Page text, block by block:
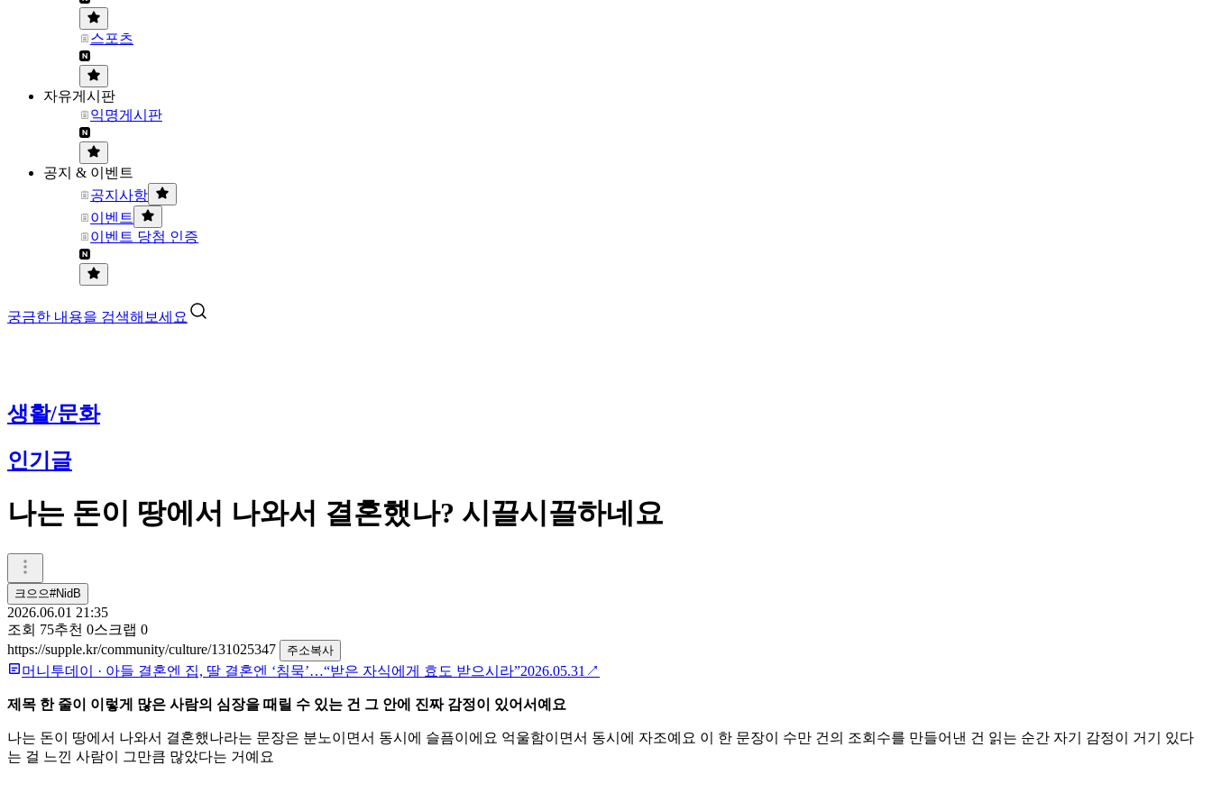
스포츠
자유게시판
익명게시판
공지 & 이벤트
공지사항
이벤트
이벤트 당첨 인증
궁금한 내용을 검색해보세요
생활/문화
인기글
나는 돈이 땅에서 나와서 결혼했나? 시끌시끌하네요
크으으#NidB
2026.06.01 21:35
조회 75추천 0스크랩 0
https://supple.kr/community/culture/131025347
주소복사
머니투데이 · 아들 결혼엔 집, 딸 결혼엔 ‘침묵’…“받은 자식에게 효도 받으시라”2026.05.31 ↗
제목 한 줄이 이렇게 많은 사람의 심장을 때릴 수 있는 건 그 안에 진짜 감정이 있어서예요
나는 돈이 땅에서 나와서 결혼했나라는 문장은 분노이면서 동시에 슬픔이에요 억울함이면서 동시에 자조예요 이 한 문장이 수만 건의 조회수를 만들어낸 건 읽는 순간 자기 감정이 거기 있다
는 걸 느낀 사람이 그만큼 많았다는 거예요